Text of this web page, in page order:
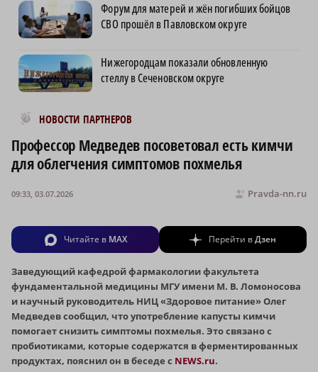
Форум для матерей и жён погибших бойцов
СВО прошёл в Павловском округе
Нижегородцам показали обновленную
стеллу в Сеченовском округе
НОВОСТИ ПАРТНЕРОВ
Новости МирТесен
Профессор Медведев посоветовал есть кимчи
для облегчения симптомов похмелья
Pravda-nn.ru
09:33, 03.07.2026
Читайте в MAX Перейти вДзен
Заведующий кафедрой фармакологии факультета
фундаментальной медицины МГУ имени М. В. Ломоносова
и научный руководитель НИЦ «Здоровое питание» Олег
Медведев сообщил, что употребление капусты кимчи
помогает снизить симптомы похмелья. Это связано с
пробиотиками, которые содержатся в ферментированных
продуктах, пояснил он в беседе с NEWS.ru.